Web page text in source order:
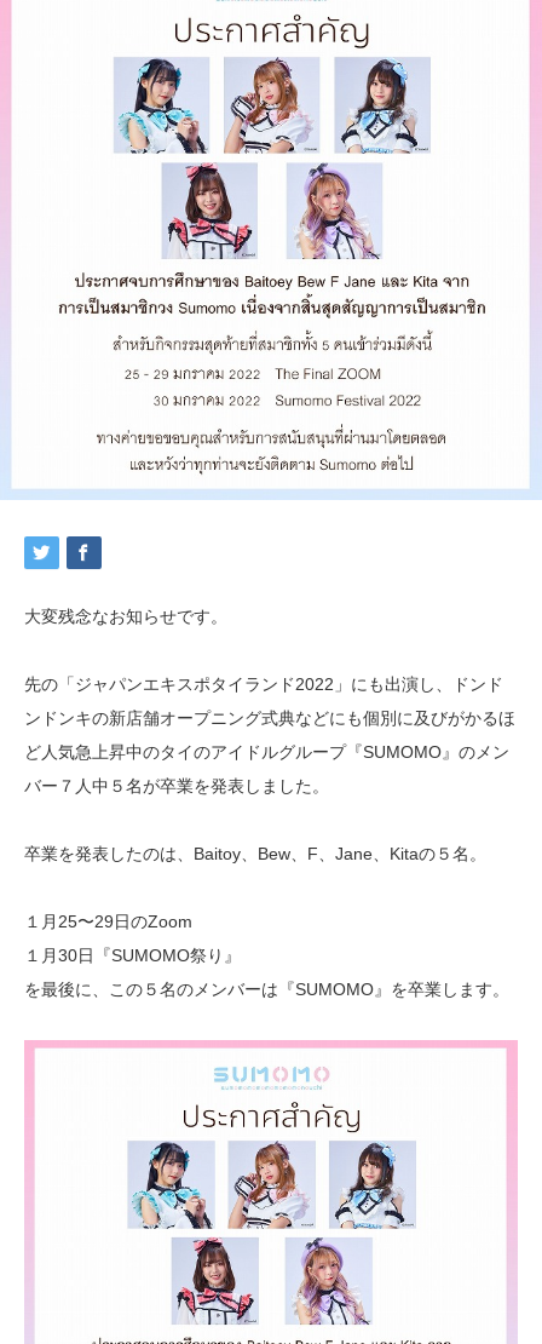
大変残念なお知らせです。
先の「ジャパンエキスポタイランド2022」にも出演し、ドンド
ンドンキの新店舗オープニング式典などにも個別に及びがかるほ
ど人気急上昇中のタイのアイドルグループ『SUMOMO』のメン
バー７人中５名が卒業を発表しました。
卒業を発表したのは、Baitoy、Bew、F、Jane、Kitaの５名。
１月25〜29日のZoom
１月30日『SUMOMO祭り』
を最後に、この５名のメンバーは『SUMOMO』を卒業します。